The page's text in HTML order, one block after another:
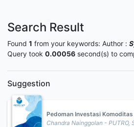
Search Result
Found 1 from your keywords: Author :
Query took 0.00056 second(s) to
Suggestion
Pedoman Investasi
Chandra Nainggolan - PUTRO,